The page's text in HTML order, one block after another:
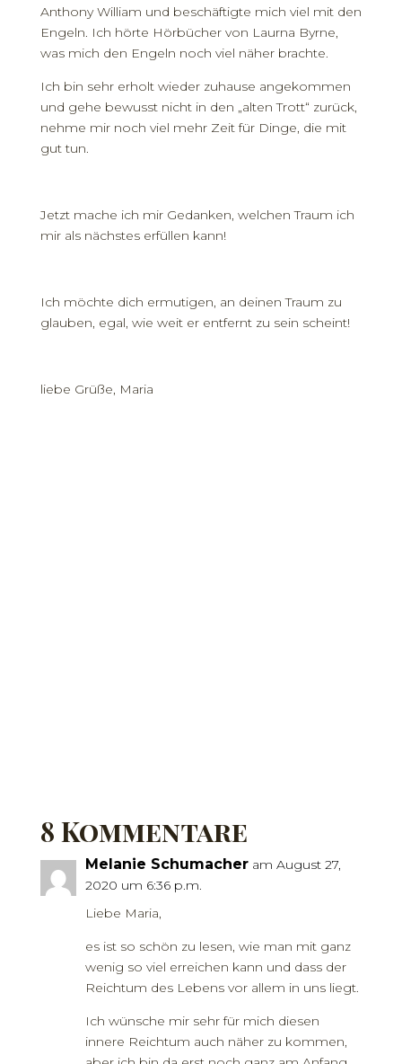
Anthony William und beschäftigte mich viel mit den
Engeln. Ich hörte Hörbücher von Laurna Byrne,
was mich den Engeln noch viel näher brachte.
Ich bin sehr erholt wieder zuhause angekommen
und gehe bewusst nicht in den „alten Trott“ zurück,
nehme mir noch viel mehr Zeit für Dinge, die mit
gut tun.
Jetzt mache ich mir Gedanken, welchen Traum ich
mir als nächstes erfüllen kann!
Ich möchte dich ermutigen, an deinen Traum zu
glauben, egal, wie weit er entfernt zu sein scheint!
liebe Grüße, Maria
8 Kommentare
Melanie Schumacher am August 27,
2020 um 6:36 p.m.
Liebe Maria,
es ist so schön zu lesen, wie man mit ganz
wenig so viel erreichen kann und dass der
Reichtum des Lebens vor allem in uns liegt.
Ich wünsche mir sehr für mich diesen
innere Reichtum auch näher zu kommen,